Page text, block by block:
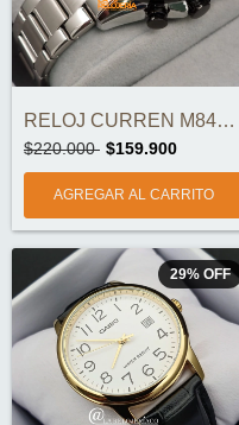
RELOJ CURREN M8402-1 CRONOGRAFOS ORIGINA...
$220.000 $159.900
29% OFF